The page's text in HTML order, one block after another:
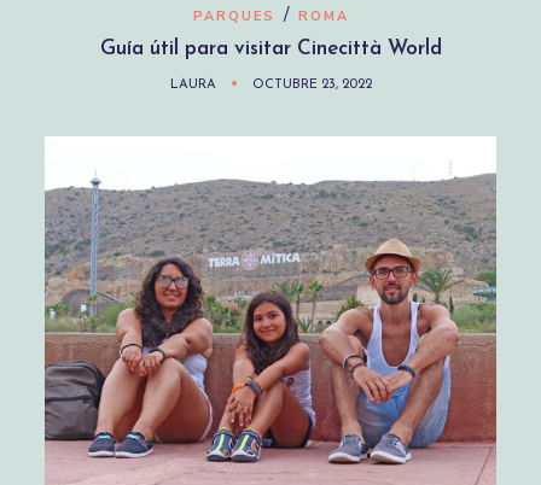
PARQUES / ROMA
Guía útil para visitar Cinecittà World
LAURA OCTUBRE 23, 2022